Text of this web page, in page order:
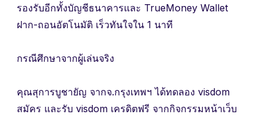
รองรับอีกทั้งบัญชีธนาคารและ TrueMoney Wallet
ฝาก-ถอนอัตโนมัติ เร็วทันใจใน 1 นาที
กรณีศึกษาจากผู้เล่นจริง
คุณสุการบูชายัญ จากจ.กรุงเทพฯ ได้ทดลอง visdom
สมัคร และรับ visdom เครดิตฟรี จากกิจกรรมหน้าเว็บ